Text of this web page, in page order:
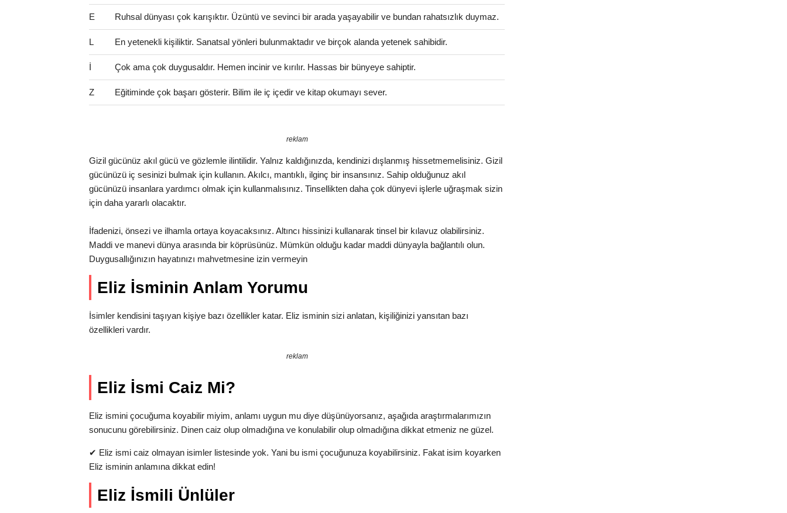
E Ruhsal dünyası çok karışıktır. Üzüntü ve sevinci bir arada yaşayabilir ve bundan rahatsızlık duymaz.
L En yetenekli kişiliktir. Sanatsal yönleri bulunmaktadır ve birçok alanda yetenek sahibidir.
İ Çok ama çok duygusaldır. Hemen incinir ve kırılır. Hassas bir bünyeye sahiptir.
Z Eğitiminde çok başarı gösterir. Bilim ile iç içedir ve kitap okumayı sever.
reklam
Gizil gücünüz akıl gücü ve gözlemle ilintilidir. Yalnız kaldığınızda, kendinizi dışlanmış hissetmemelisiniz. Gizil
gücünüzü iç sesinizi bulmak için kullanın. Akılcı, mantıklı, ilginç bir insansınız. Sahip olduğunuz akıl
gücünüzü insanlara yardımcı olmak için kullanmalısınız. Tinsellikten daha çok dünyevi işlerle uğraşmak sizin
için daha yararlı olacaktır.
İfadenizi, önsezi ve ilhamla ortaya koyacaksınız. Altıncı hissinizi kullanarak tinsel bir kılavuz olabilirsiniz.
Maddi ve manevi dünya arasında bir köprüsünüz. Mümkün olduğu kadar maddi dünyayla bağlantılı olun.
Duygusallığınızın hayatınızı mahvetmesine izin vermeyin
Eliz İsminin Anlam Yorumu
İsimler kendisini taşıyan kişiye bazı özellikler katar. Eliz isminin sizi anlatan, kişiliğinizi yansıtan bazı
özellikleri vardır.
reklam
Eliz İsmi Caiz Mi?
Eliz ismini çocuğuma koyabilir miyim, anlamı uygun mu diye düşünüyorsanız, aşağıda araştırmalarımızın
sonucunu görebilirsiniz. Dinen caiz olup olmadığına ve konulabilir olup olmadığına dikkat etmeniz ne güzel.
✔ Eliz ismi caiz olmayan isimler listesinde yok. Yani bu ismi çocuğunuza koyabilirsiniz. Fakat isim koyarken
Eliz isminin anlamına dikkat edin!
Eliz İsmili Ünlüler